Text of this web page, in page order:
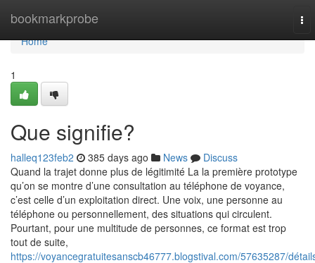
bookmarkprobe
Home
Home
1
Que signifie?
halleq123feb2 385 days ago News
Discuss
Quand la trajet donne plus de légitimité La la première prototype
qu’on se montre d’une consultation au téléphone de voyance,
c’est celle d’un exploitation direct. Une voix, une personne au
téléphone ou personnellement, des situations qui circulent.
Pourtant, pour une multitude de personnes, ce format est trop
tout de suite,
https://voyancegratuitesanscb46777.blogstival.com/57635287/